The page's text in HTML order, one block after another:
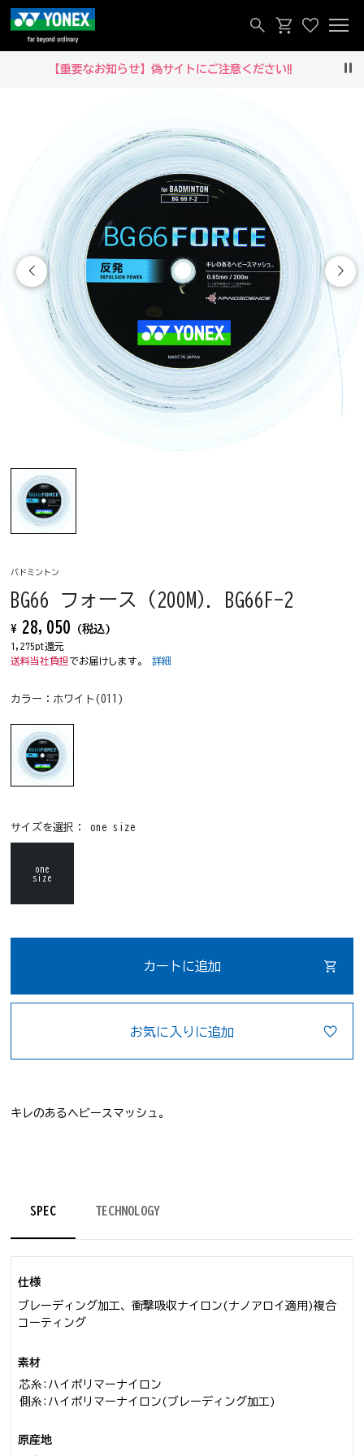
【重要なお知らせ】偽サイトにご注意ください‼
バドミントン
BG66 フォース (200M). BG66F-2
¥ 28,050 (税込)
1,275pt還元
送料当社負担 でお届けします。詳細
カラー： ホワイト(011)
サイズを選択：one size
one
size
カートに追加
お気に入りに追加
キレのあるヘビースマッシュ。
SPEC TECHNOLOGY
仕様
ブレーディング加工、衝撃吸収ナイロン(ナノアロイ適用)複合
コーティング
素材
芯糸:ハイポリマーナイロン
側糸:ハイポリマーナイロン(ブレーディング加工)
原産地